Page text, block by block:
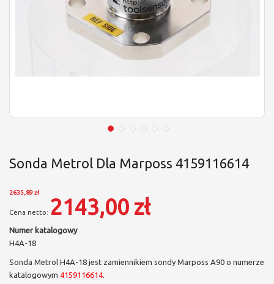
Sonda Metrol Dla Marposs 4159116614
2635,89 zł
2143,00 zł
Numer katalogowy
H4A-18
Sonda Metrol H4A-18 jest zamiennikiem sondy Marposs A90 o numerze
katalogowym 4159116614.